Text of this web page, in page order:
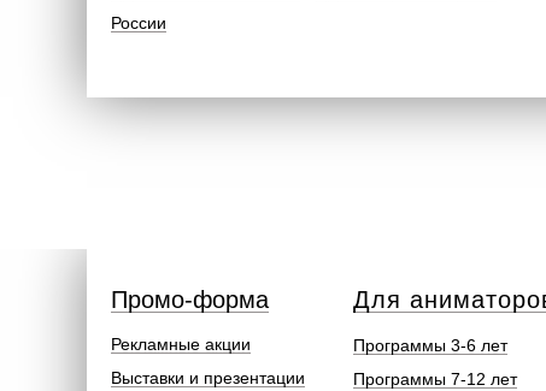
России
Рекламные акции
Выставки и презентации
Промо-форма
Программы 3-6 лет
Программы 7-12 лет
Для